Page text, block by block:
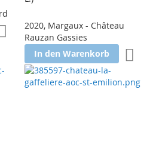
Zur Wunschliste hinzufügen
2020, Margaux - Château
Rauzan Gassies
In den Warenkorb